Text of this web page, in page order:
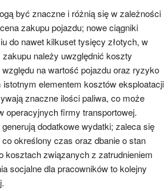
być znaczne i różnią się w zależności
zakupu pojazdu; nowe ciągniki
do nawet kilkuset tysięcy złotych, w
należy uwzględnić koszty
na wartość pojazdu oraz ryzyko
elementem kosztów eksploatacji
znaczne ilości paliwa, co może
operacyjnych firmy transportowej.
dodatkowe wydatki; zaleca się
określony czas oraz dbanie o stan
kosztach związanych z zatrudnieniem
socjalne dla pracowników to kolejny